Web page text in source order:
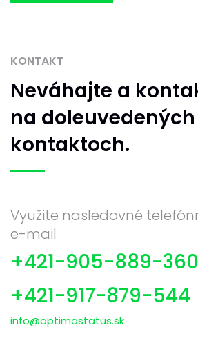
KONTAKT
Neváhajte a
na doleuvedených
kontaktoch.
Využite nasledovné
e-mail
+421-905-889-360
+421-917-879-544
info@optimastatus.sk